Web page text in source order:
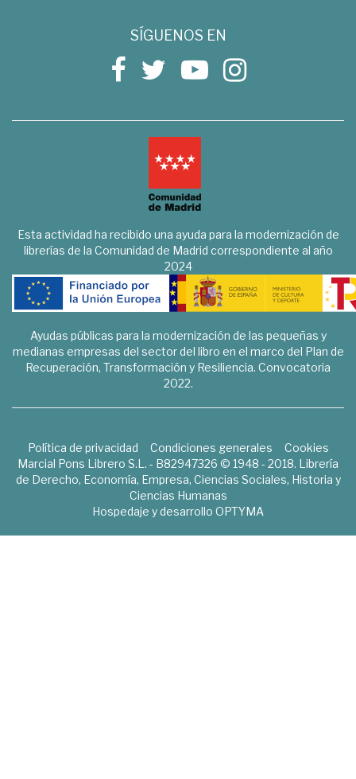
SÍGUENOS EN
Esta actividad ha recibido una ayuda para la modernización de
librerías de la Comunidad de Madrid correspondiente al año
2024
Ayudas públicas para la modernización de las pequeñas y
medianas empresas del sector del libro en el marco del Plan de
Recuperación, Transformación y Resiliencia. Convocatoria
2022.
Política de privacidad Condiciones generales
Cookies
Marcial Pons Librero S.L. - B82947326 © 1948 - 2018. Librería
de Derecho, Economía, Empresa, Ciencias Sociales, Historia y
Ciencias Humanas
Hospedaje y desarrollo OPTYMA